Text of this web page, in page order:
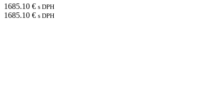
1685.10 € s DPH
1685.10 € s DPH